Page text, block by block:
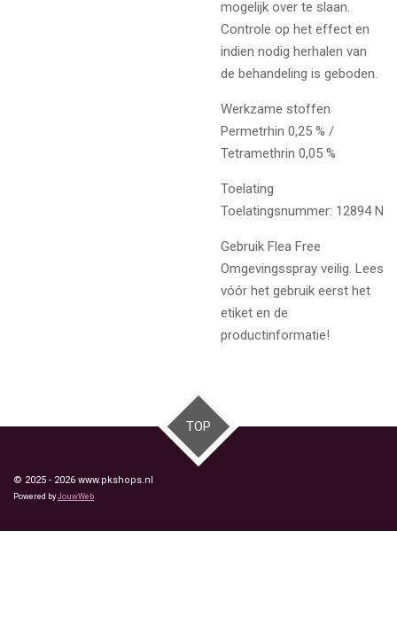
mogelijk over te slaan.
Controle op het effect en
indien nodig herhalen van
de behandeling is geboden.
Werkzame stoffen
Permetrhin 0,25 % /
Tetramethrin 0,05 %
Toelating
Toelatingsnummer: 12894 N
Gebruik Flea Free
Omgevingsspray veilig. Lees
vóór het gebruik eerst het
etiket en de
productinformatie!
TOP
© 2025 - 2026 www.pkshops.nl
Powered by JouwWeb